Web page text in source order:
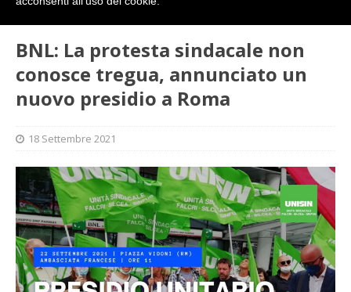
conosce tregua, annunciato un nuovo presidio a Roma
BNL: La protesta sindacale non
conosce tregua, annunciato un
nuovo presidio a Roma
18 Settembre 2021